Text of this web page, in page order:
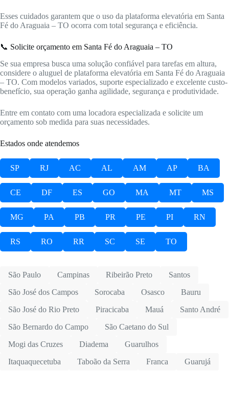
Esses cuidados garantem que o uso da plataforma elevatória em Santa
Fé do Araguaia – TO ocorra com total segurança e eficiência.
📞 Solicite orçamento em Santa Fé do Araguaia – TO
Se sua empresa busca uma solução confiável para tarefas em altura,
considere o aluguel de plataforma elevatória em Santa Fé do Araguaia
– TO. Com modelos variados, suporte especializado e excelente custo-
benefício, sua operação ganha agilidade, segurança e produtividade.
Entre em contato com uma locadora especializada e solicite um
orçamento sob medida para suas necessidades.
Estados onde atendemos
SP RJ AC AL AM AP BA
CE DF ES GO MA MT MS
MG PA PB PR PE PI RN
RS RO RR SC SE TO
São Paulo Campinas Ribeirão Preto
Santos
São José dos Campos
Sorocaba Osasco
Bauru
São José do Rio Preto
Piracicaba Mauá
Santo André
São Bernardo do Campo
São Caetano do Sul
Mogi das Cruzes
Diadema
Guarulhos
Itaquaquecetuba
Taboão da Serra Franca Guarujá